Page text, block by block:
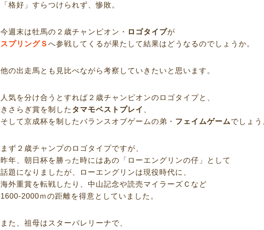
「格好」すらつけられず、惨敗。
今週末は牡馬の２歳チャンピオン・ ロゴタイプが
スプリングＳへ参戦してくるが果たして結果はどうなるのでしょうか。
他の出走馬とも見比べながら考察していきたいと思います。
人気を分け合うとすれば２歳チャンピオンのロゴタイプと、
きさらぎ賞を制した タマモベストプレイ 、
そして京成杯を制したバランスオブゲームの弟・ フェイムゲームでしょ
まず２歳チャンプのロゴタイプですが、
昨年、朝日杯を勝った時にはあの「ローエングリンの仔」として
話題になりましたが、ローエングリンは現役時代に、
海外重賞を転戦したり、中山記念や読売マイラーズＣなど
1600-2000ｍの距離を得意としていました。
また、祖母はスターバレリーナで、